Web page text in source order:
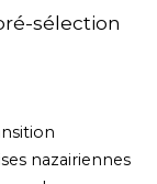
sélection
nazairiennes